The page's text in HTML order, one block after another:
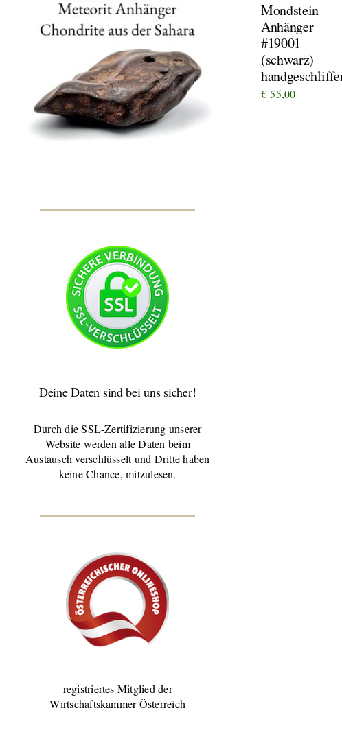
Mondstein
Anhänger
#19001
(schwarz)
€ 55,00
Deine Daten sind bei uns sicher!
Durch die SSL-Zertifizierung unserer
Website werden alle Daten beim
Austausch verschlüsselt und Dritte haben
keine Chance, mitzulesen.
registriertes Mitglied der
Wirtschaftskammer Österreich